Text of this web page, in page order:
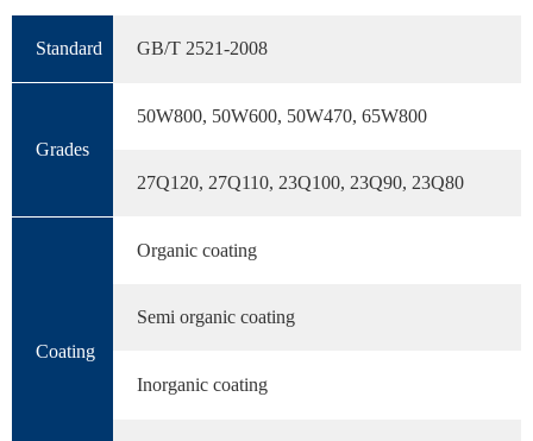
Standard GB/T 2521-2008
Grades
50W800, 50W600, 50W470, 65W800
27Q120, 27Q110, 23Q100, 23Q90, 23Q80
Coating
Organic coating
Semi organic coating
Inorganic coating